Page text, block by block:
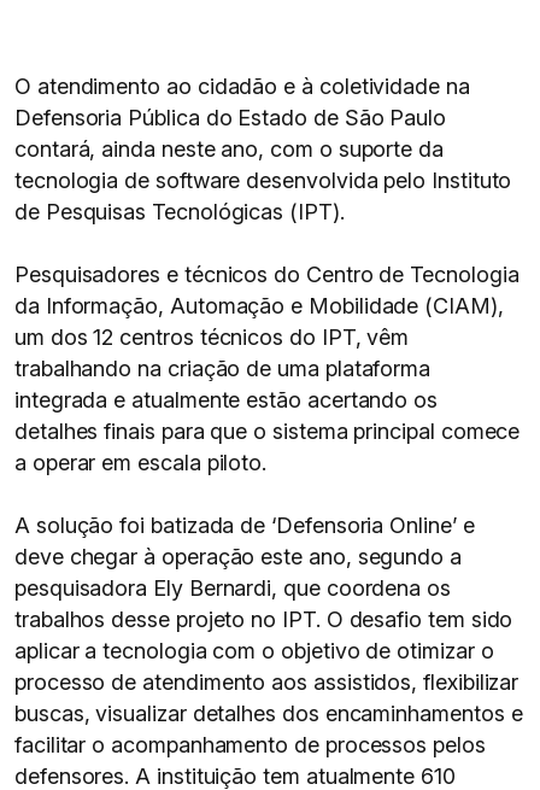
O atendimento ao cidadão e à coletividade na
Defensoria Pública do Estado de São Paulo
contará, ainda neste ano, com o suporte da
tecnologia de software desenvolvida pelo Instituto
de Pesquisas Tecnológicas (IPT).
Pesquisadores e técnicos do Centro de Tecnologia
da Informação, Automação e Mobilidade (CIAM),
um dos 12 centros técnicos do IPT, vêm
trabalhando na criação de uma plataforma
integrada e atualmente estão acertando os
detalhes finais para que o sistema principal comece
a operar em escala piloto.
A solução foi batizada de ‘Defensoria Online’ e
deve chegar à operação este ano, segundo a
pesquisadora Ely Bernardi, que coordena os
trabalhos desse projeto no IPT. O desafio tem sido
aplicar a tecnologia com o objetivo de otimizar o
processo de atendimento aos assistidos, flexibilizar
buscas, visualizar detalhes dos encaminhamentos e
facilitar o acompanhamento de processos pelos
defensores. A instituição tem atualmente 610